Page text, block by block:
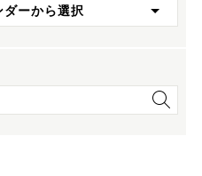
ダーから選択